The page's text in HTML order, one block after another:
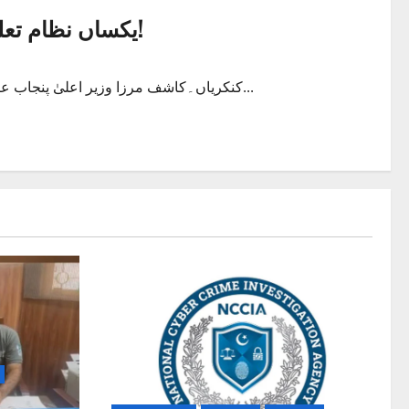
یکساں نظام تعلیم کا خواب یکساں زبان کے بغیر ممکن نہیں!
کنکریاں۔کاشف مرزا وزیر اعلیٰ پنجاب عثمان بزدار نےاعلان کیا کہ اگلے تعلیمی سال مارچ 2020سے پنجاب...